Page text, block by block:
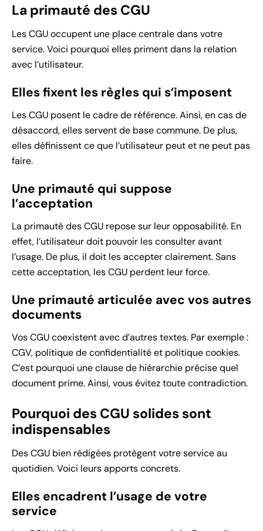
La primauté des CGU
Les CGU occupent une place centrale dans votre
service. Voici pourquoi elles priment dans la relation
avec l’utilisateur.
Elles fixent les règles qui s’imposent
Les CGU posent le cadre de référence. Ainsi, en cas de
désaccord, elles servent de base commune. De plus,
elles définissent ce que l’utilisateur peut et ne peut pas
faire.
Une primauté qui suppose
l’acceptation
La primauté des CGU repose sur leur opposabilité. En
effet, l’utilisateur doit pouvoir les consulter avant
l’usage. De plus, il doit les accepter clairement. Sans
cette acceptation, les CGU perdent leur force.
Une primauté articulée avec vos autres
documents
Vos CGU coexistent avec d’autres textes. Par exemple :
CGV, politique de confidentialité et politique cookies.
C’est pourquoi une clause de hiérarchie précise quel
document prime. Ainsi, vous évitez toute contradiction.
Pourquoi des CGU solides sont
indispensables
Des CGU bien rédigées protègent votre service au
quotidien. Voici leurs apports concrets.
Elles encadrent l’usage de votre
service